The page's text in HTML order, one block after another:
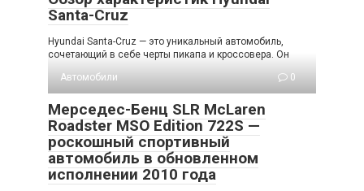
Santa-Cruz
Hyundai Santa-Cruz — это уникальный автомобиль,
сочетающий в себе черты пикапа и кроссовера. Он
Автомобили
0
Мерседес-Бенц SLR McLaren
Roadster MSO Edition 722S —
роскошный спортивный
автомобиль в обновленном
исполнении 2010 года